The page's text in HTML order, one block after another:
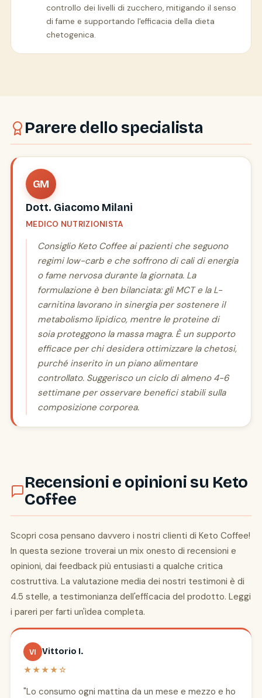
controllo dei livelli di zucchero, mitigando il senso
di fame e supportando l'efficacia della dieta
chetogenica.
Parere dello specialista
GM
Dott. Giacomo Milani
MEDICO NUTRIZIONISTA
Consiglio Keto Coffee ai pazienti che seguono
regimi low-carb e che soffrono di cali di energia
o fame nervosa durante la giornata. La
formulazione è ben bilanciata: gli MCT e la L-
carnitina lavorano in sinergia per sostenere il
metabolismo lipidico, mentre le proteine di
soia proteggono la massa magra. È un supporto
efficace per chi desidera ottimizzare la chetosi,
purché inserito in un piano alimentare
controllato. Suggerisco un ciclo di almeno 4-6
settimane per osservare benefici stabili sulla
composizione corporea.
Recensioni e opinioni su Keto
Coffee
Scopri cosa pensano davvero i nostri clienti di Keto Coffee!
In questa sezione troverai un mix onesto di recensioni e
opinioni, dai feedback più entusiasti a qualche critica
costruttiva. La valutazione media dei nostri testimoni è di
4.5 stelle, a testimonianza dell'efficacia del prodotto. Leggi
i pareri per farti un'idea completa.
VI
Vittorio I.
★★★★☆
"Lo consumo ogni mattina da un mese e mezzo e ho